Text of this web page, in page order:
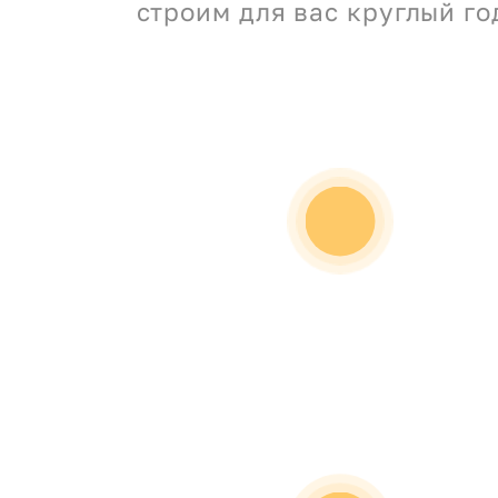
строим для вас круглый